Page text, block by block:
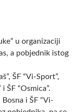
u organizaciji
a pobjednik istog
ŠF “Vi-Sport”,
ŠF “Osmica”.
i ŠF “Vi-